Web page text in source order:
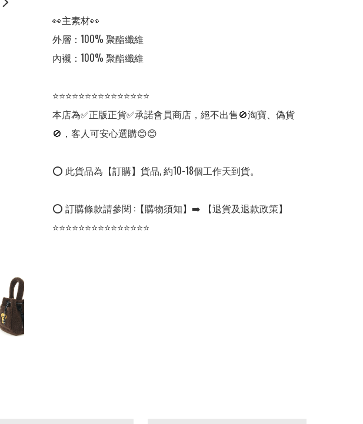
👀主素材👀
外層：100% 聚酯纖維
內襯：100% 聚酯纖維
⭐⭐⭐⭐⭐⭐⭐⭐⭐⭐⭐⭐⭐⭐⭐
本店為✅正版正貨✅承諾會員商店，絕不出售🚫淘寶、偽貨
🚫，客人可安心選購😊😊
⭕ 此貨品為【訂購】貨品, 約10-18個工作天到貨。
⭕ 訂購條款請參閱 :【購物須知】➡️ 【退貨及退款政策】